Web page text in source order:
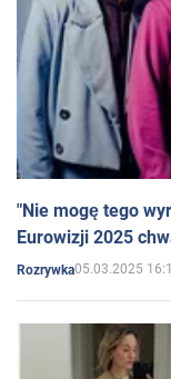
"Nie mogę tego
Eurowizji 2025
Rozrywka05.03.2025